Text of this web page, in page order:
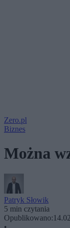
Zero.pl
Biznes
Można
Patryk Słowik
5 min czytania
Opublikowano: